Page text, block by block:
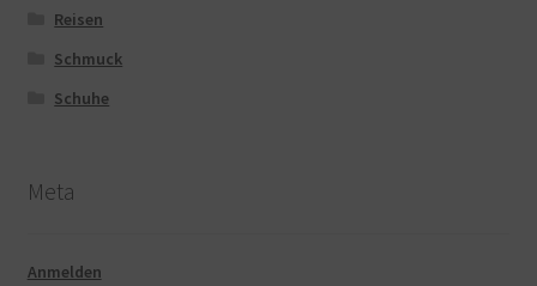
Reisen
Schmuck
Schuhe
Meta
Anmelden